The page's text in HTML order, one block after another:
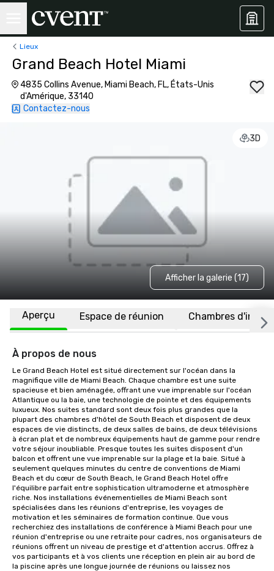
Lieux
Grand Beach Hotel Miami
4835 Collins Avenue, Miami Beach, FL, États-Unis
d'Amérique, 33140
Contactez-nous
3D
Afficher la galerie (17)
Aperçu Espace de réunion Chambres
À propos de nous
Le Grand Beach Hotel est situé directement sur l'océan dans la
magnifique ville de Miami Beach. Chaque chambre est une suite
spacieuse et bien aménagée, offrant une vue imprenable sur l'océan
Atlantique ou la baie, une technologie de pointe et des équipements
luxueux. Nos suites standard sont deux fois plus grandes que la
plupart des chambres d'hôtel de South Beach et disposent de deux
espaces de vie distincts, de deux salles de bains, de deux télévisions
à écran plat et de nombreux équipements haut de gamme pour rendre
votre séjour inoubliable. Presque toutes les suites disposent d'un
balcon et offrent une vue imprenable sur la plage et la baie. Situé à
seulement quelques minutes du centre de conventions de Miami
Beach et du cœur de South Beach, le Grand Beach Hotel offre
l'équilibre parfait entre sophistication ultramoderne et atmosphère
riche. Nos installations événementielles de Miami Beach sont
spécialisées dans les réunions d'entreprise, les voyages de
motivation et les séminaires de formation continue. Que vous
recherchiez des installations de conférence à Miami Beach pour une
réunion d'entreprise ou une retraite pour cadres, nos organisateurs de
réunions offrent un niveau de prestige et d'attention accrus. Offrez à
vos participants et à vos clients une réception en plein air au bord de
la piscine après une longue journée de réunions ou laissez nos